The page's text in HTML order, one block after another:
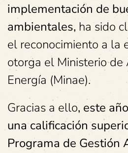
implementación de
ambientales, ha sido
el reconocimiento a la
otorga el Ministerio de
Energía (Minae).
Gracias a ello, este
una calificación
Programa de Gestión